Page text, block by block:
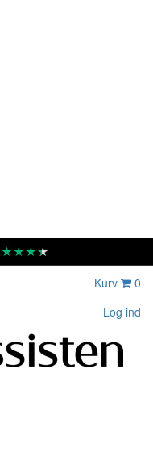
★★★★
Kurv
0
Log ind